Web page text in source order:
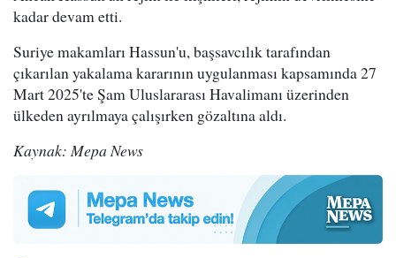
kadar devam etti.
Suriye makamları Hassun'u, başsavcılık tarafından
çıkarılan yakalama kararının uygulanması kapsamında 27
Mart 2025'te Şam Uluslararası Havalimanı üzerinden
ülkeden ayrılmaya çalışırken gözaltına aldı.
Kaynak: Mepa News